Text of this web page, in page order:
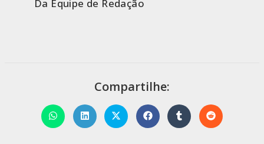
Da Equipe de Redação
Compartilhe: